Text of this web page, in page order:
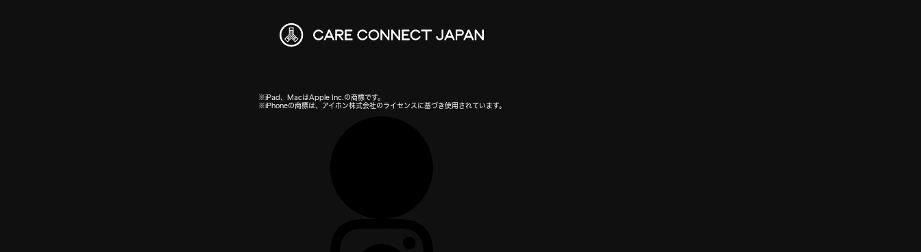
※iPad、MacはApple Inc.の商標です。
※iPhoneの商標は、アイホン株式会社のライセンスに基づき使用されています。